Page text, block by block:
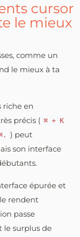
cursor
le mieux
comme un
le mieux à ta
riche en
précis ( ⌘ + K
) peut
son interface
épurée et
rendent
passe
le surplus de